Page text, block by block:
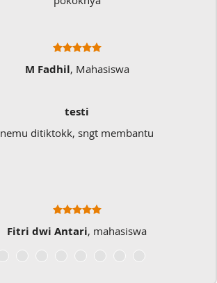
M Fadhil, Mahasiswa
testi
nemu ditiktokk, sngt membantu
Fitri dwi Antari, mahasiswa